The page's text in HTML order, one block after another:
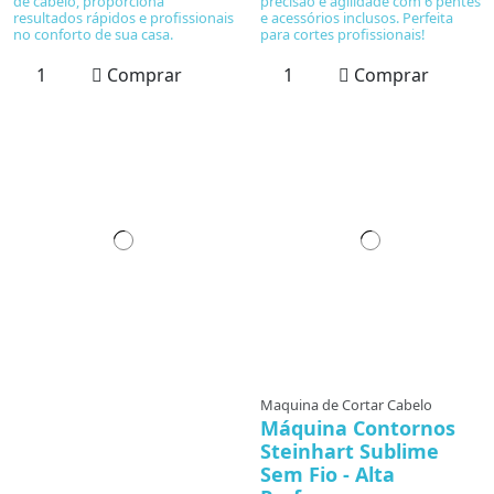
resultados rápidos e profissionais
no conforto de sua casa.
Comprar
e acessórios inclusos. Perfeita
para cortes profissionais!
Comprar
Maquina de Cortar Cabelo
Máquina Contornos
Steinhart Sublime
Sem Fio - Alta